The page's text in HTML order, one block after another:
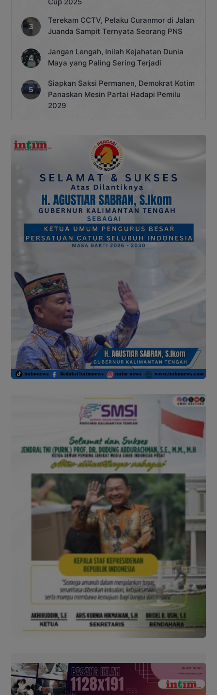
Terekam CCTV, Pelaku Curanmor di Jalan
Juanda Sampit Ternyata Seorang PNS
Jangan Lengah, Inilah Kejahatan Dunia
Maya yang Paling Sering Terjadi
Siapkan Saksi Permanen, Demokrat Kotim
Panaskan Mesin Partai Hadapi Pemilu
2029